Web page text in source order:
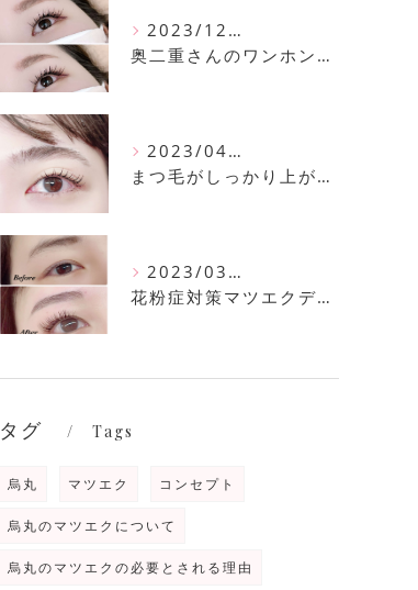
2023/12/16
奥二重さんのワンホンマツエク
2023/04/11
まつ毛がしっかり上がるまつ毛パーマ
2023/03/30
花粉症対策マツエクデザイン
タグ Tags
烏丸 マツエク コンセプト
烏丸のマツエクについて
烏丸のマツエクの必要とされる理由